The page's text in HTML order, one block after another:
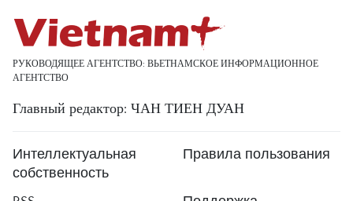
РУКОВОДЯЩЕЕ АГЕНТСТВО: ВЬЕТНАМСКОЕ ИНФОРМАЦИОННОЕ
АГЕНТСТВО
Главный редактор: ЧАН ТИЕН ДУАН
Интеллектуальная
собственность
Правила пользования